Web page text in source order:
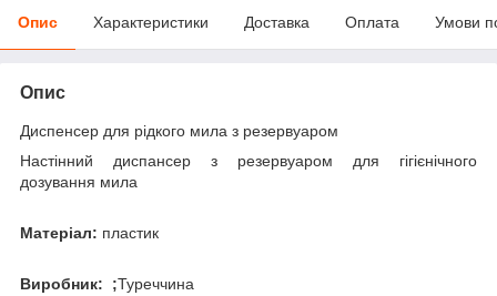
Опис Характеристики Доставка Оплата Умови
Опис
Диспенсер для рідкого мила з резервуаром
Настінний диспансер з резервуаром для гігієнічного
дозування мила
Матеріал: пластик
Виробник: ;Туреччина